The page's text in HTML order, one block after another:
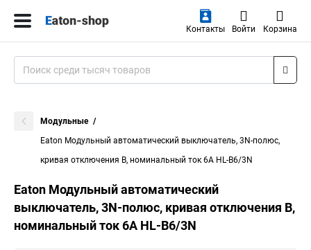
Контакты Войти Корзина
Модульные
Eaton Модульный автоматический выключатель, 3N-полюс,
кривая отключения B, номинальный ток 6А HL-B6/3N
Eaton Модульный автоматический
выключатель, 3N-полюс, кривая отключения B,
номинальный ток 6А HL-B6/3N